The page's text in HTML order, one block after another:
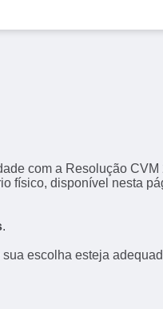
com a Resolução CVM
físico, disponível nesta
.
escolha esteja